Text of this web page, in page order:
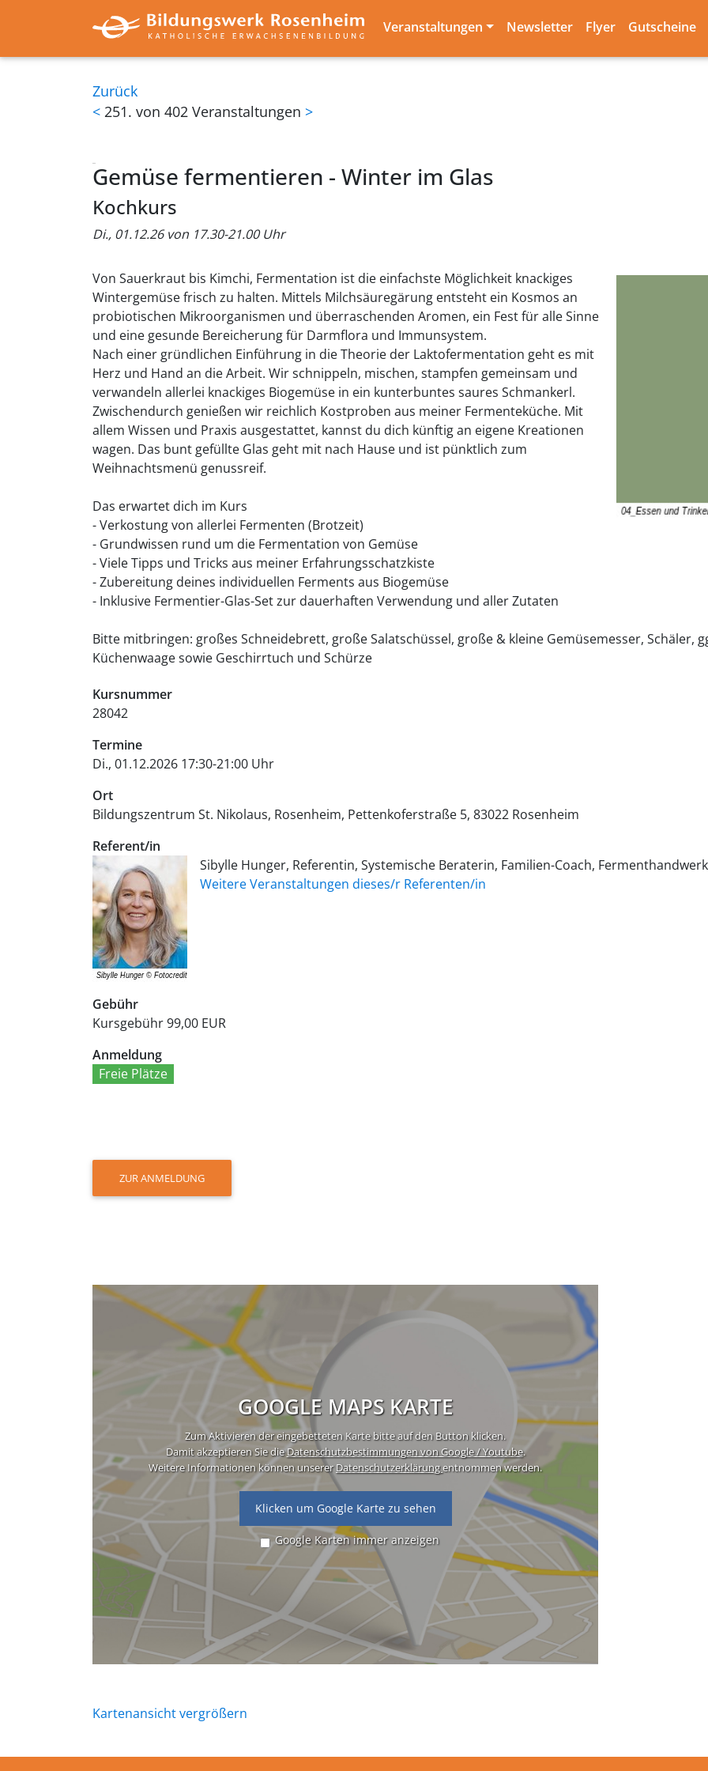
Veranstaltungen Newsletter Flyer Gutscheine
Zurück
< 251. von 402 Veranstaltungen >
Gemüse fermentieren - Winter im Glas
Kochkurs
Di., 01.12.26 von 17.30-21.00 Uhr
Von Sauerkraut bis Kimchi, Fermentation ist die einfachste Möglichkeit knackiges
Wintergemüse frisch zu halten. Mittels Milchsäuregärung entsteht ein Kosmos an
probiotischen Mikroorganismen und überraschenden Aromen, ein Fest für alle Sinne
und eine gesunde Bereicherung für Darmflora und Immunsystem.
Nach einer gründlichen Einführung in die Theorie der Laktofermentation geht es mit
Herz und Hand an die Arbeit. Wir schnippeln, mischen, stampfen gemeinsam und
verwandeln allerlei knackiges Biogemüse in ein kunterbuntes saures Schmankerl.
Zwischendurch genießen wir reichlich Kostproben aus meiner Fermenteküche. Mit
allem Wissen und Praxis ausgestattet, kannst du dich künftig an eigene Kreationen
wagen. Das bunt gefüllte Glas geht mit nach Hause und ist pünktlich zum
Weihnachtsmenü genussreif.
Das erwartet dich im Kurs
- Verkostung von allerlei Fermenten (Brotzeit)
- Grundwissen rund um die Fermentation von Gemüse
- Viele Tipps und Tricks aus meiner Erfahrungsschatzkiste
- Zubereitung deines individuellen Ferments aus Biogemüse
- Inklusive Fermentier-Glas-Set zur dauerhaften Verwendung und aller Zutaten
Bitte mitbringen: großes Schneidebrett, große Salatschüssel, große & kleine Gemüsemesser, Schäler,
Küchenwaage sowie Geschirrtuch und Schürze
Kursnummer
28042
Termine
Di., 01.12.2026 17:30-21:00 Uhr
Ort
Bildungszentrum St. Nikolaus, Rosenheim Pettenkoferstraße 5 83022 Rosenheim
Referent/in
Sibylle Hunger, Referentin, Systemische Beraterin, Familien-Coach,
Weitere Veranstaltungen dieses/r Referenten/in
Gebühr
Kursgebühr99,00 EUR
Anmeldung
Freie Plätze
ZUR ANMELDUNG
GOOGLE MAPS KARTE
Zum Aktivieren der eingebetteten Karte bitte auf den Button klicken.
Damit akzeptieren Sie dieDatenschutzbestimmungen von Google / Youtube.
Weitere Informationen können unsererDatenschutzerklärungentnommen werden.
Klicken um Google Karte zu sehen
Google Karten immer anzeigen
Kartenansicht vergrößern